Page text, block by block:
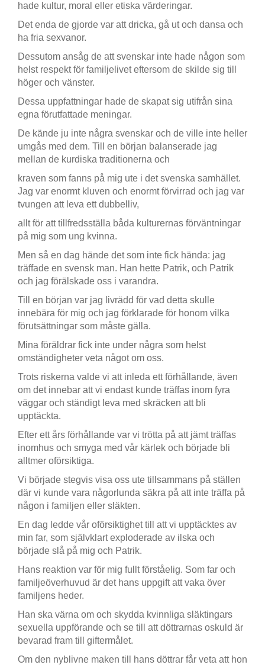
hade kultur, moral eller etiska värderingar.
Det enda de gjorde var att dricka, gå ut och dansa och
ha fria sexvanor.
Dessutom ansåg de att svenskar inte hade någon som
helst respekt för familjelivet eftersom de skilde sig till
höger och vänster.
Dessa uppfattningar hade de skapat sig utifrån sina
egna förutfattade meningar.
De kände ju inte några svenskar och de ville inte heller
umgås med dem. Till en början balanserade jag
mellan de kurdiska traditionerna och
kraven som fanns på mig ute i det svenska samhället.
Jag var enormt kluven och enormt förvirrad och jag var
tvungen att leva ett dubbelliv,
allt för att tillfredsställa båda kulturernas förväntningar
på mig som ung kvinna.
Men så en dag hände det som inte fick hända: jag
träffade en svensk man. Han hette Patrik, och Patrik
och jag förälskade oss i varandra.
Till en början var jag livrädd för vad detta skulle
innebära för mig och jag förklarade för honom vilka
förutsättningar som måste gälla.
Mina föräldrar fick inte under några som helst
omständigheter veta något om oss.
Trots riskerna valde vi att inleda ett förhållande, även
om det innebar att vi endast kunde träffas inom fyra
väggar och ständigt leva med skräcken att bli
upptäckta.
Efter ett års förhållande var vi trötta på att jämt träffas
inomhus och smyga med vår kärlek och började bli
alltmer oförsiktiga.
Vi började stegvis visa oss ute tillsammans på ställen
där vi kunde vara någorlunda säkra på att inte träffa på
någon i familjen eller släkten.
En dag ledde vår oförsiktighet till att vi upptäcktes av
min far, som självklart exploderade av ilska och
började slå på mig och Patrik.
Hans reaktion var för mig fullt förståelig. Som far och
familjeöverhuvud är det hans uppgift att vaka över
familjens heder.
Han ska värna om och skydda kvinnliga släktingars
sexuella uppförande och se till att döttrarnas oskuld är
bevarad fram till giftermålet.
Om den nyblivne maken till hans döttrar får veta att hon